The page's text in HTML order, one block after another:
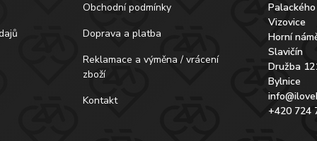
Obchodní podmínky
Doprava a platba
Reklamace a výměna / vrácení
zboží
Kontakt
Vizovice
Horní
Slavičín
Družba
Bylnice
+420 724